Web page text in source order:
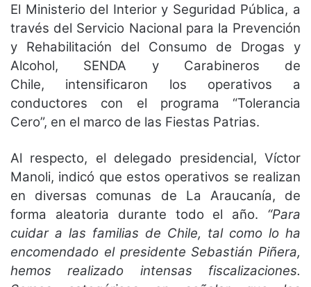
El Ministerio del Interior y Seguridad Pública, a
través del Servicio Nacional para la Prevención
y Rehabilitación del Consumo de Drogas y
Alcohol, SENDA y Carabineros de
Chile, intensificaron los operativos a
conductores con el programa “Tolerancia
Cero”, en el marco de las Fiestas Patrias.
Al respecto, el delegado presidencial, Víctor
Manoli, indicó que estos operativos se realizan
en diversas comunas de La Araucanía, de
forma aleatoria durante todo el año. “Para
cuidar a las familias de Chile, tal como lo ha
encomendado el presidente Sebastián Piñera,
hemos realizado intensas fiscalizaciones.